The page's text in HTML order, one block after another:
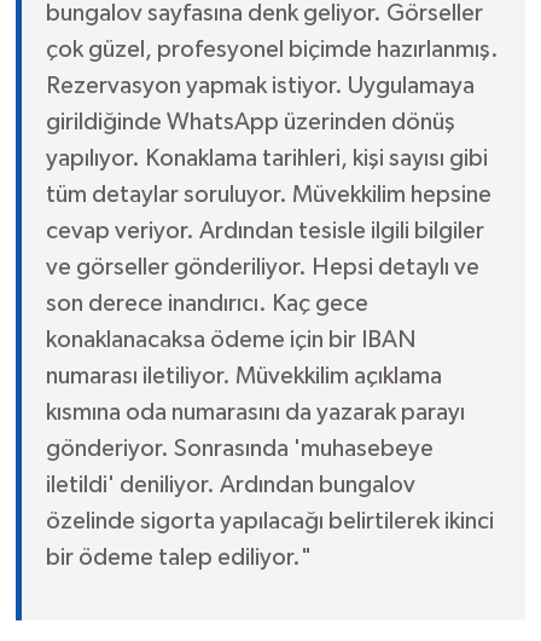
bungalov sayfasına denk geliyor. Görseller
çok güzel, profesyonel biçimde hazırlanmış.
Rezervasyon yapmak istiyor. Uygulamaya
girildiğinde WhatsApp üzerinden dönüş
yapılıyor. Konaklama tarihleri, kişi sayısı gibi
tüm detaylar soruluyor. Müvekkilim hepsine
cevap veriyor. Ardından tesisle ilgili bilgiler
ve görseller gönderiliyor. Hepsi detaylı ve
son derece inandırıcı. Kaç gece
konaklanacaksa ödeme için bir IBAN
numarası iletiliyor. Müvekkilim açıklama
kısmına oda numarasını da yazarak parayı
gönderiyor. Sonrasında 'muhasebeye
iletildi' deniliyor. Ardından bungalov
özelinde sigorta yapılacağı belirtilerek ikinci
bir ödeme talep ediliyor."